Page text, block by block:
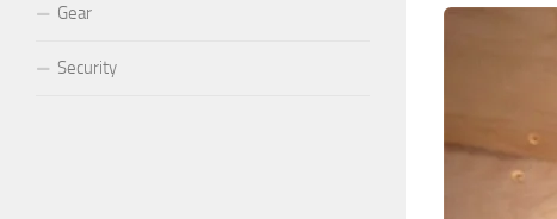
Gear
Security